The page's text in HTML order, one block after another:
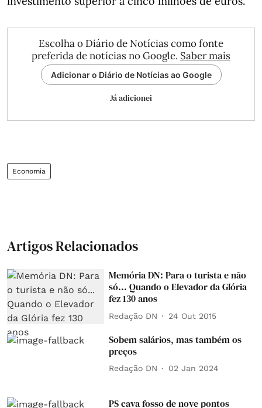
Escolha o Diário de Notícias como fonte
preferida de notícias no Google. Saber mais
Adicionar o Diário de Notícias ao Google
Já adicionei
Economia
Artigos Relacionados
Memória DN: Para o turista e não
só... Quando o Elevador da Glória
fez 130 anos
Redação DN 24 Out 2015
Sobem salários, mas também os
preços
Redação DN 02 Jan 2024
PS cava fosso de nove pontos